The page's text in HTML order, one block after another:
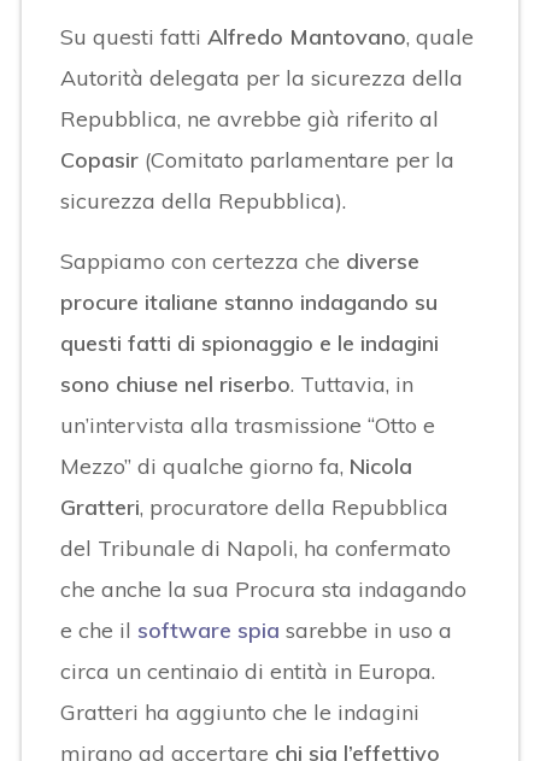
Su questi fattiAlfredo Mantovano, quale
Autorità delegata per la sicurezza della
Repubblica, ne avrebbe già riferito al
Copasir (Comitato parlamentare per la
sicurezza della Repubblica).
Sappiamo con certezza che diverse
procure italiane stanno indagando su
questi fatti di spionaggio e le indagini
sono chiuse nel riserbo. Tuttavia, in
un’intervista alla trasmissione “Otto e
Mezzo” di qualche giorno fa, Nicola
Gratteri, procuratore della Repubblica
del Tribunale di Napoli, ha confermato
che anche la sua Procura sta indagando
e che il software spia sarebbe in uso a
circa un centinaio di entità in Europa.
Gratteri ha aggiunto che le indagini
mirano ad accertare chi sia l’effettivo